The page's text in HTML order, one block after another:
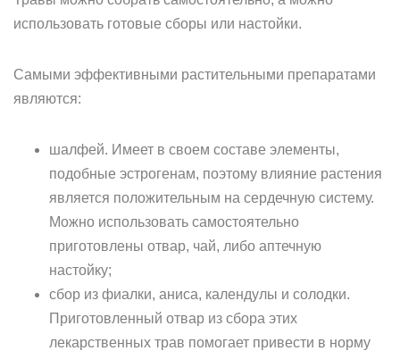
использовать готовые сборы или настойки.
Самыми эффективными растительными препаратами
являются:
шалфей. Имеет в своем составе элементы,
подобные эстрогенам, поэтому влияние растения
является положительным на сердечную систему.
Можно использовать самостоятельно
приготовлены отвар, чай, либо аптечную
настойку;
сбор из фиалки, аниса, календулы и солодки.
Приготовленный отвар из сбора этих
лекарственных трав помогает привести в норму